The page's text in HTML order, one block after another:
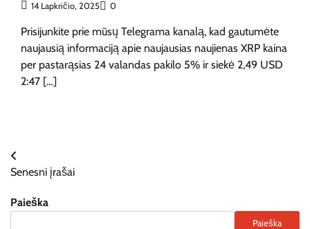
14 Lapkričio, 2025 0
Prisijunkite prie mūsų Telegrama kanalą, kad gautumėte
naujausią informaciją apie naujausias naujienas XRP kaina
per pastarąsias 24 valandas pakilo 5% ir siekė 2,49 USD
2:47 […]
Navigacija
įrašų
Senesni įrašai
Paieška
Paieška